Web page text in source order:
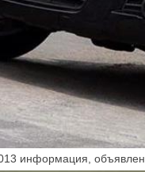
информация,